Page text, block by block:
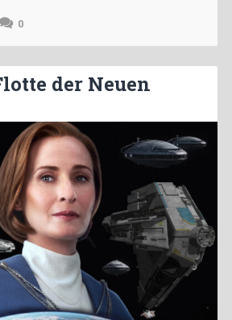
0
der Neuen